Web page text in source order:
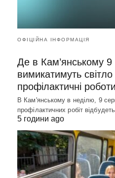
ОФІЦІЙНА ІНФОРМАЦІЯ
Де в Кам’янському 9
вимикатимуть
профілактичні роботи
В Кам'янському в неділю, 9
профілактичних робіт
5 години ago